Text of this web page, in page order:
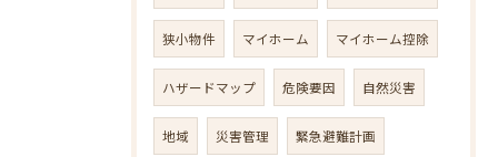
狭小物件 マイホーム マイホーム控除
ハザードマップ 危険要因 自然災害
地域 災害管理 緊急避難計画